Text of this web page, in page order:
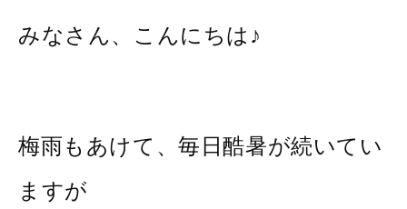
みなさん、こんにちは♪
梅雨もあけて、毎日酷暑が続いてい
ますが